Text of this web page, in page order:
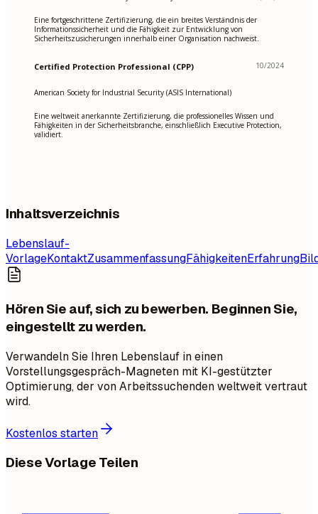
Eine fortgeschrittene Zertifizierung, die ein breites Verständnis der
Informationssicherheit und die Fähigkeit zur Entwicklung von
Sicherheitszusicherungen innerhalb einer Organisation nachweist.
Certified Protection Professional (CPP) 10/2024
American Society for Industrial Security (ASIS International)
Eine weltweit anerkannte Zertifizierung, die professionelles Wissen und
Fähigkeiten in der Sicherheitsbranche, einschließlich Executive Protection,
validiert.
Inhaltsverzeichnis
Lebenslauf-
VorlageKontaktZusammenfassungFähigkeitenErfahrung
Hören Sie auf, sich zu bewerben. Beginnen Sie,
eingestellt zu werden.
Verwandeln Sie Ihren Lebenslauf in einen
Vorstellungsgespräch-Magneten mit KI-gestützter
Optimierung, der von Arbeitssuchenden weltweit vertraut
wird.
Kostenlos starten
Diese Vorlage Teilen